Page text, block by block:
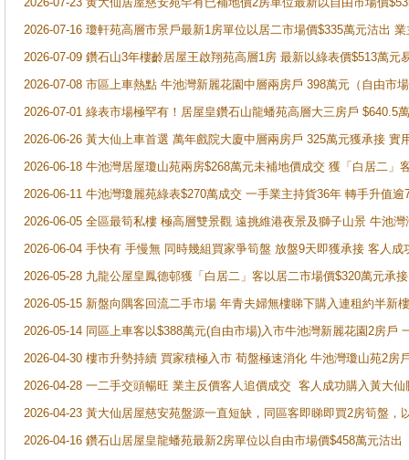
2026-07-16 瓊軒苑高層市景戶最新1房單位以居二市場價$335萬元沽出
2026-07-09 鑽石山3年樓齡居屋王啟翔苑高層1房 最新以綠表價$513萬元
2026-07-08 市區上車熱點 牛池灣新麗花園中層兩房戶 398萬元（自由市
2026-07-01 綠表市場極罕有！居屋皇鑽石山龍蟠苑高層大三房戶
2026-06-26 黃大仙上車首選 萬年戲院大廈中層兩房戶 325萬元獲承接 實
2026-06-18 牛池灣居屋瓊山苑兩房$268萬元未補地價成交 獲「白居二」
2026-06-11 牛池灣瓊麗苑綠表$270萬成交 一手業主持貨36年 轉手升值逾
2026-06-05 全區最筍私樓 極高層雙景觀 遠挑維港夜景及獅子山景 牛池
2026-06-04 手快有 手慢無 同時幾組買家爭筍盤 放盤9天即獲承接 客人
2026-05-28 九龍公屋皇鳳德邨獲「白居二」客以居二市場價$320萬元承接
2026-05-15 新盤向隅客回流二手市場 年青夫婦無樓睇下購入連租約半新
2026-05-14 同區上車客以$388萬元(自由市場)入市牛池灣新麗花園2房戶
2026-04-30 樓市升勢持續 買家積極入市 荀盤極速消化 牛池灣瓊山苑2房
2026-04-28 一二手交頭暢旺 業主反價客人追價成交 客人成功購入黃大
2026-04-23 黃大仙居屋慈安苑盤源一直短缺，同區客即睇即買2房筍盤，
2026-04-16 鑽石山居屋皇龍蟠苑最新2房單位以自由市場價$458萬元沽出